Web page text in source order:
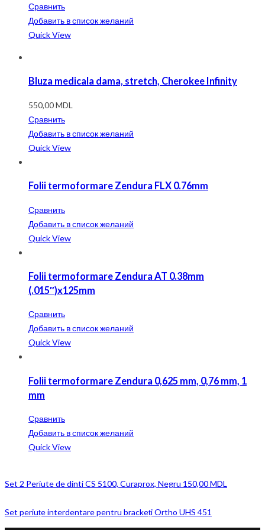
Сравнить
Добавить в список желаний
Quick View
Bluza medicala dama, stretch, Cherokee Infinity
550,00MDL
Сравнить
Добавить в список желаний
Quick View
Folii termoformare Zendura FLX 0.76mm
Сравнить
Добавить в список желаний
Quick View
Folii termoformare Zendura AT 0.38mm
(.015″)x125mm
Сравнить
Добавить в список желаний
Quick View
Folii termoformare Zendura 0,625 mm, 0,76 mm, 1
mm
Сравнить
Добавить в список желаний
Quick View
Set 2 Periute de dinti CS 5100, Curaprox, Negru 150,00MDL
Set periuțe interdentare pentru brackeți Ortho UHS 451